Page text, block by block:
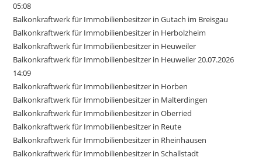
05:08
Balkonkraftwerk für Immobilienbesitzer in Gutach im Breisgau
Balkonkraftwerk für Immobilienbesitzer in Herbolzheim
Balkonkraftwerk für Immobilienbesitzer in Heuweiler
Balkonkraftwerk für Immobilienbesitzer in Heuweiler 20.07.2026
14:09
Balkonkraftwerk für Immobilienbesitzer in Horben
Balkonkraftwerk für Immobilienbesitzer in Malterdingen
Balkonkraftwerk für Immobilienbesitzer in Oberried
Balkonkraftwerk für Immobilienbesitzer in Reute
Balkonkraftwerk für Immobilienbesitzer in Rheinhausen
Balkonkraftwerk für Immobilienbesitzer in Schallstadt